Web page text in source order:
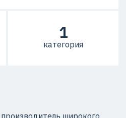
широкого
1
категория